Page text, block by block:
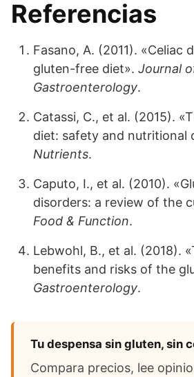
Referencias
Fasano, A. (2011). «Celiac
gluten-free diet». Journal
Gastroenterology.
Catassi, C., et al. (2015).
diet: safety and nutritional
Nutrients.
Caputo, I., et al. (2010).
disorders: a review of the
Food & Function.
Lebwohl, B., et al. (2018).
benefits and risks of the
Gastroenterology.
Tu despensa sin gluten, sin
Compara precios, lee